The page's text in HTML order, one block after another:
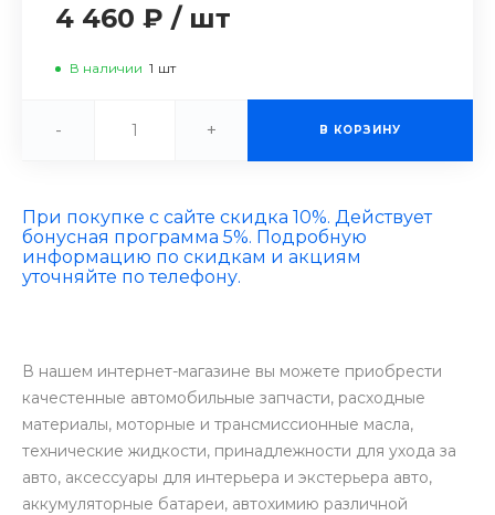
4 460 ₽ / шт
В наличии 1 шт
- + В КОРЗИНУ
При покупке с сайте скидка 10%. Действует
бонусная программа 5%. Подробную
информацию по скидкам и акциям
уточняйте по телефону.
В нашем интернет-магазине вы можете приобрести
качестенные автомобильные запчасти, расходные
материалы, моторные и трансмиссионные масла,
технические жидкости, принадлежности для ухода за
авто, аксессуары для интерьера и экстерьера авто,
аккумуляторные батареи, автохимию различной